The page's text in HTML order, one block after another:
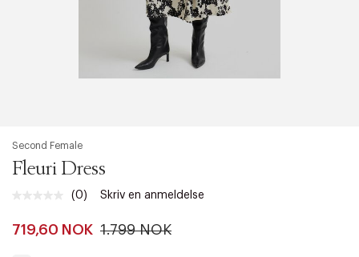
Second Female
Fleuri Dress
Ingen
Samme
(0) Skriv en anmeldelse
719,60 NOK 1.799 NOK